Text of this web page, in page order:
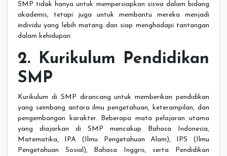
SMP tidak hanya untuk mempersiapkan siswa dalam bidang
akademis, tetapi juga untuk membantu mereka menjadi
individu yang lebih matang dan siap menghadapi tantangan
dalam kehidupan.
2. Kurikulum Pendidikan
SMP
Kurikulum di SMP dirancang untuk memberikan pendidikan
yang seimbang antara ilmu pengetahuan, keterampilan, dan
pengembangan karakter. Beberapa mata pelajaran utama
yang diajarkan di SMP mencakup Bahasa Indonesia,
Matematika, IPA (Ilmu Pengetahuan Alam), IPS (Ilmu
Pengetahuan Sosial), Bahasa Inggris, serta Pendidikan